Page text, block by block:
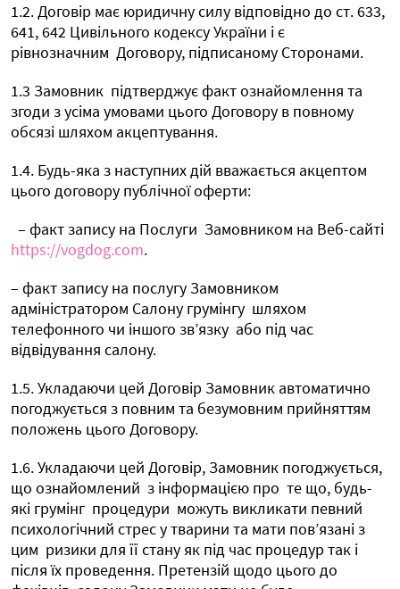
1.2. Договір має юридичну силу відповідно до ст. 633,
641, 642 Цивільного кодексу України і є
рівнозначним Договору, підписаному Сторонами.
1.3 Замовник підтверджує факт ознайомлення та
згоди з усіма умовами цього Договору в повному
обсязі шляхом акцептування.
1.4. Будь-яка з наступних дій вважається акцептом
цього договору публічної оферти:
– факт запису на Послуги Замовником на Веб-сайті
https://vogdog.com.
– факт запису на послугу Замовником
адміністратором Салону грумінгу шляхом
телефонного чи іншого зв’язку або під час
відвідування салону.
1.5. Укладаючи цей Договір Замовник автоматично
погоджується з повним та безумовним прийняттям
положень цього Договору.
1.6. Укладаючи цей Договір, Замовник погоджується,
що ознайомлений з інформацією про те що, будь-
які грумінг процедури можуть викликати певний
психологічний стрес у тварини та мати пов’язані з
цим ризики для її стану як під час процедур так і
після їх проведення. Претензій щодо цього до